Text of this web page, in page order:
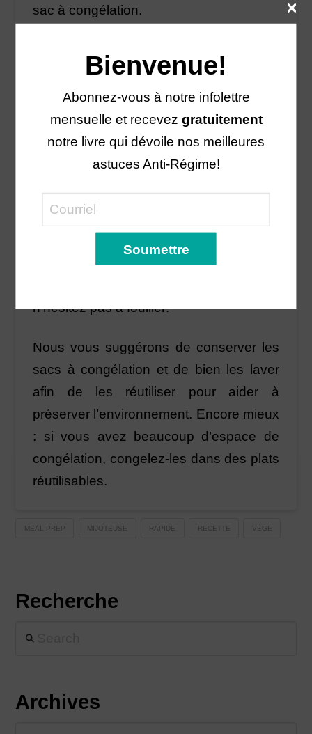
sac à congélation.
congèle le sac bien à plat (jusqu’à 3
mois).
Cook: la veille ou le matin même, on
place le sac au frigo pour partiellement
recettes se font au four (le soir même) ou
à la mijoteuse (le matin), alors prévoyez
le temps nécessaire pour la cuisson.
n’hésitez pas à fouiller!
Nous vous suggérons de conserver les
sacs à congélation et de bien les laver
afin de les réutiliser pour aider à
préserver l’environnement. Encore mieux
: si vous avez beaucoup d’espace de
congélation, congelez-les dans des plats
réutilisables.
MEAL PREP MIJOTEUSE RAPIDE RECETTE VÉGÉ
Recherche
Search
Archives
Bienvenue!
Abonnez-vous à notre infolettre
mensuelle et recevez gratuitement
notre livre qui dévoile nos meilleures
astuces Anti-Régime!